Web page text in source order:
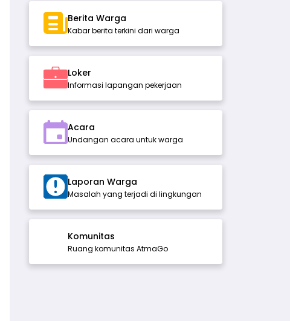
Berita Warga
Kabar berita terkini dari warga
Loker
Informasi lapangan pekerjaan
Acara
Undangan acara untuk warga
Laporan Warga
Masalah yang terjadi di lingkungan
Komunitas
Ruang komunitas AtmaGo